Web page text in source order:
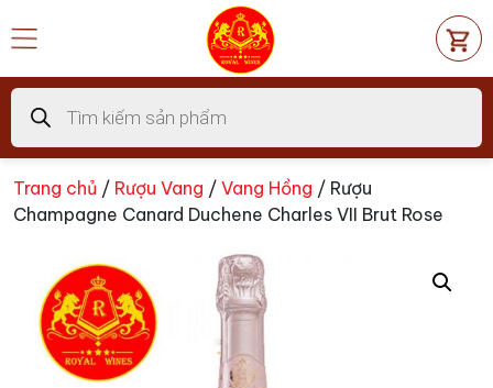
đến
dung
Tìm
kiếm
sản
phẩm
Trang chủ / Rượu Vang / Vang Hồng / Rượu
Champagne Canard Duchene Charles VII Brut Rose